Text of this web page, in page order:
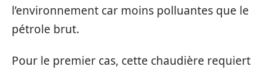
l’environnement car moins polluantes que le
pétrole brut.
Pour le premier cas, cette chaudière requiert